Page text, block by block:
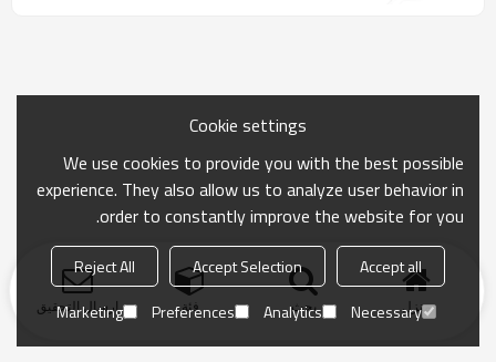
منزل بحث فئة ارسال التحقيق
Cookie settings
We use cookies to provide you with the best possible
experience. They also allow us to analyze user behavior in
order to constantly improve the website for you.
Accept all
Accept Selection
Reject All
Necessary
Analytics
Preferences
Marketing